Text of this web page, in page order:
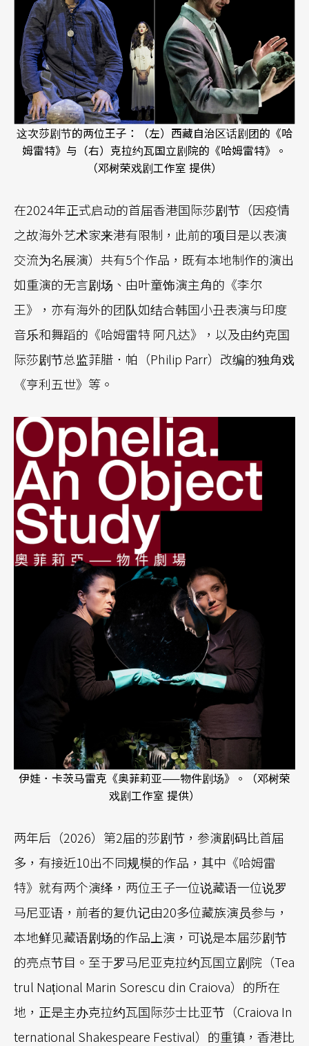
这次莎剧节的两位王子：（左）西藏自治区话剧团的《哈
姆雷特》与（右）克拉约瓦国立剧院的《哈姆雷特》。
（邓树荣戏剧工作室 提供）
在2024年正式启动的首届香港国际莎剧节（因疫情
之故海外艺术家来港有限制，此前的项目是以表演
交流为名展演）共有5个作品，既有本地制作的演出
如重演的无言剧场、由叶童饰演主角的《李尔
王》，亦有海外的团队如结合韩国小丑表演与印度
音乐和舞蹈的《哈姆雷特 阿凡达》，以及由约克国
际莎剧节总监菲腊．帕（Philip Parr）改编的独角戏
《亨利五世》等。
伊娃．卡茨马雷克《奥菲莉亚——物件剧场》。（邓树荣
戏剧工作室 提供）
两年后（2026）第2届的莎剧节，参演剧码比首届
多，有接近10出不同规模的作品，其中《哈姆雷
特》就有两个演绎，两位王子一位说藏语一位说罗
马尼亚语，前者的复仇记由20多位藏族演员参与，
本地鲜见藏语剧场的作品上演，可说是本届莎剧节
的亮点节目。至于罗马尼亚克拉约瓦国立剧院（Tea
trul Național Marin Sorescu din Craiova）的所在
地，正是主办克拉约瓦国际莎士比亚节（Craiova In
ternational Shakespeare Festival）的重镇，香港比